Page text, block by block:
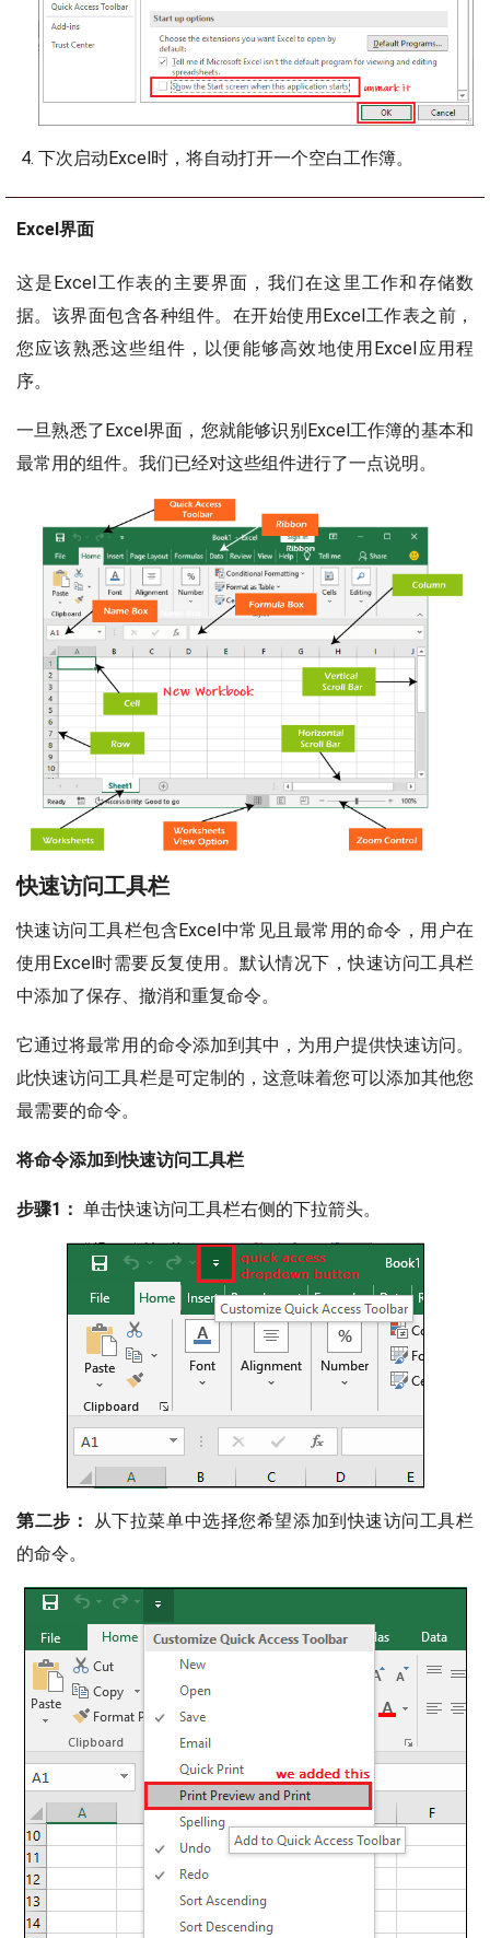
下次启动Excel时，将自动打开一个空白工作簿。
Excel界面
这是Excel工作表的主要界面，我们在这里工作和存储数
据。该界面包含各种组件。在开始使用Excel工作表之前，
您应该熟悉这些组件，以便能够高效地使用Excel应用程
序。
一旦熟悉了Excel界面，您就能够识别Excel工作簿的基本和
最常用的组件。我们已经对这些组件进行了一点说明。
快速访问工具栏
快速访问工具栏包含Excel中常见且最常用的命令，用户在
使用Excel时需要反复使用。默认情况下，快速访问工具栏
中添加了保存、撤消和重复命令。
它通过将最常用的命令添加到其中，为用户提供快速访问。
此快速访问工具栏是可定制的，这意味着您可以添加其他您
最需要的命令。
将命令添加到快速访问工具栏
步骤1： 单击快速访问工具栏右侧的下拉箭头。
第二步：
从下拉菜单中选择您希望添加到快速访问工具栏
的命令。